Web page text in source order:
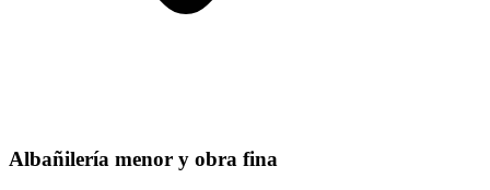
Albañilería menor y obra fina